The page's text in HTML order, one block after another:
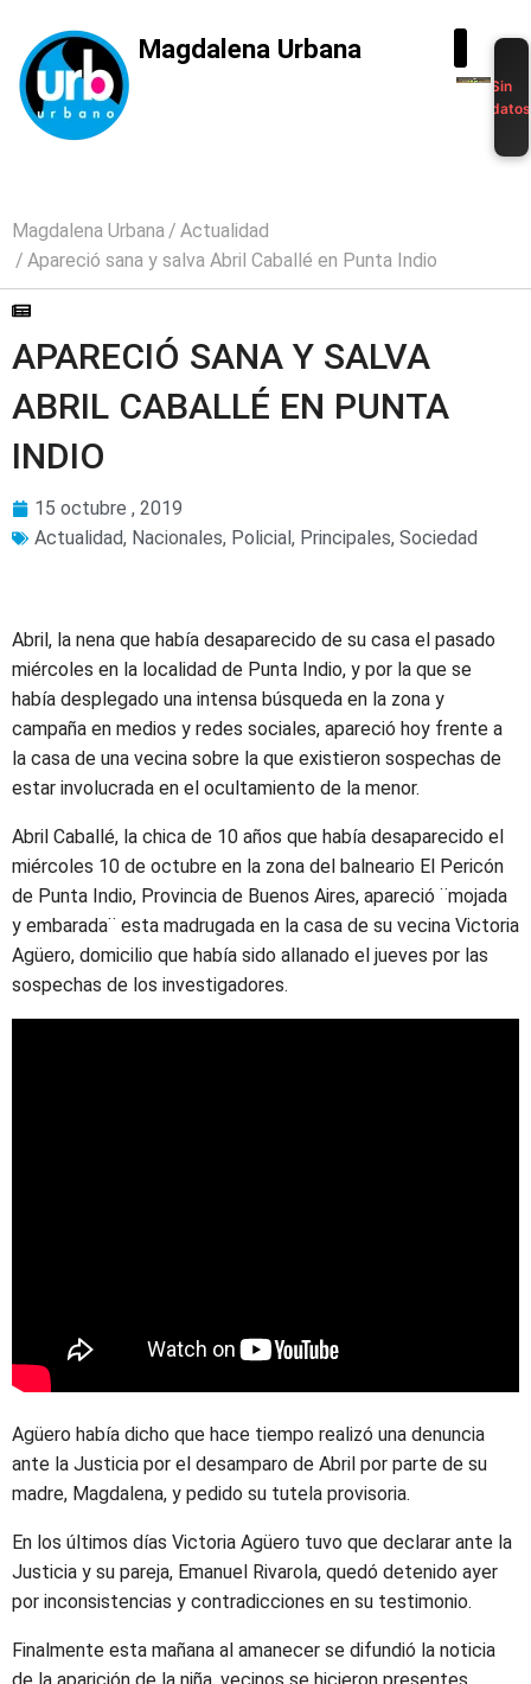
Magdalena Urbana
Sin
datos
Magdalena Urbana
Actualidad
Apareció sana y salva Abril Caballé en Punta Indio
APARECIÓ SANA Y SALVA
ABRIL CABALLÉ EN PUNTA
INDIO
15 octubre , 2019
Actualidad, Nacionales, Policial, Principales, Sociedad
Abril, la nena que había desaparecido de su casa el pasado
miércoles en la localidad de Punta Indio, y por la que se
había desplegado una intensa búsqueda en la zona y
campaña en medios y redes sociales, apareció hoy frente a
la casa de una vecina sobre la que existieron sospechas de
estar involucrada en el ocultamiento de la menor.
Abril Caballé, la chica de 10 años que había desaparecido el
miércoles 10 de octubre en la zona del balneario El Pericón
de Punta Indio, Provincia de Buenos Aires, apareció ¨mojada
y embarada¨ esta madrugada en la casa de su vecina Victoria
Agüero, domicilio que había sido allanado el jueves por las
sospechas de los investigadores.
Agüero había dicho que hace tiempo realizó una denuncia
ante la Justicia por el desamparo de Abril por parte de su
madre, Magdalena, y pedido su tutela provisoria.
En los últimos días Victoria Agüero tuvo que declarar ante la
Justicia y su pareja, Emanuel Rivarola, quedó detenido ayer
por inconsistencias y contradicciones en su testimonio.
Finalmente esta mañana al amanecer se difundió la noticia